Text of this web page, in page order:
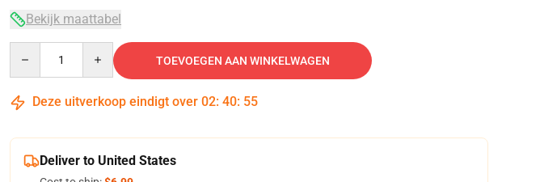
Bekijk maattabel
TOEVOEGEN AAN WINKELWAGEN
Deze uitverkoop eindigt over 02: 40: 54
Deliver to United States